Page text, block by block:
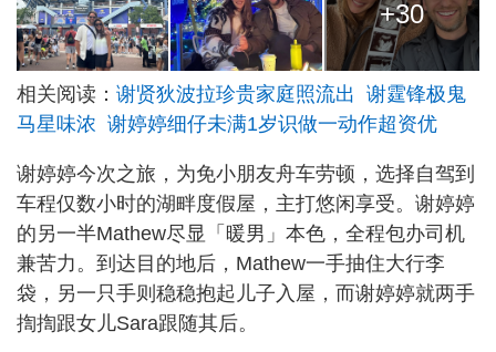
+30
相关阅读： 谢贤狄波拉珍贵家庭照流出 谢霆锋极鬼
马星味浓 谢婷婷细仔未满1岁识做一动作超资优
谢婷婷今次之旅，为免小朋友舟车劳顿，选择自驾到
车程仅数小时的湖畔度假屋，主打悠闲享受。谢婷婷
的另一半Mathew尽显「暖男」本色，全程包办司机
兼苦力。到达目的地后，Mathew一手抽住大行李
袋，另一只手则稳稳抱起儿子入屋，而谢婷婷就两手
揈揈跟女儿Sara跟随其后。